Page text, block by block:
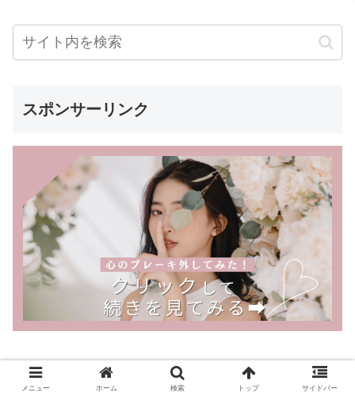
スポンサーリンク
うまいもの探しに1クリックしてみません
メニュー ホーム 検索 トップ サイドバー